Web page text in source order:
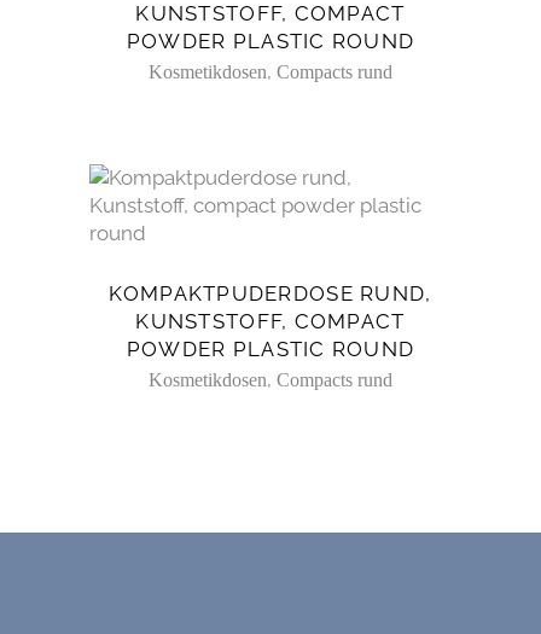
KUNSTSTOFF, COMPACT
POWDER PLASTIC ROUND
Kosmetikdosen, Compacts rund
KOMPAKTPUDERDOSE RUND,
KUNSTSTOFF, COMPACT
POWDER PLASTIC ROUND
Kosmetikdosen, Compacts rund